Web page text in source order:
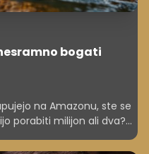
bogati
na Amazonu, ste se
porabiti milijon ali dva?